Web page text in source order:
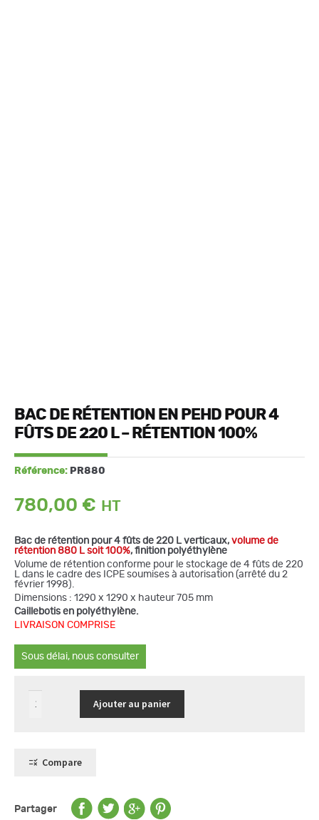
BAC DE RÉTENTION EN PEHD POUR 4
FÛTS DE 220 L – RÉTENTION 100%
Référence: PR880
780,00 €
Bac de rétention pour 4 fûts de 220 L verticaux, volume de
rétention 880 L soit 100%, finition polyéthylène
Volume de rétention conforme pour le stockage de 4 fûts de 220
L dans le cadre des ICPE soumises à autorisation (arrêté du 2
février 1998).
Dimensions : 1290 x 1290 x hauteur 705 mm
Caillebotis en polyéthylène.
LIVRAISON COMPRISE
Sous délai, nous consulter
quantité
de
pour
220
L
Ajouter au panier
Compare
Partager